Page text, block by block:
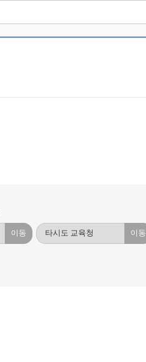
이동 이동